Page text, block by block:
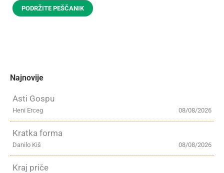
PODRŽITE PEŠČANIK
Najnovije
Asti Gospu
08/08/2026
Heni Erceg
Kratka forma
08/08/2026
Danilo Kiš
Kraj priče